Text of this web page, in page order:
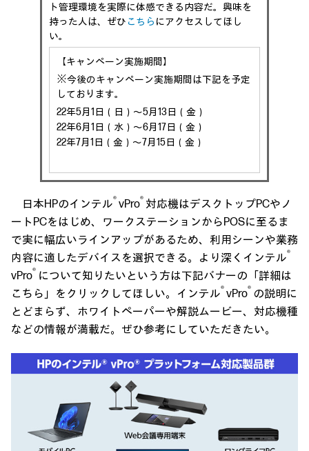
ト管理環境を実際に体感できる内容だ。興味を
持った人は、ぜひこちら にアクセスしてほし
い。
【キャンペーン実施期間】
※今後のキャンペーン実施期間は下記を予定
しております。
22年5月1日（日）～5月13日（金）
22年6月1日（水）～6月17日（金）
22年7月1日（金）～7月15日（金）
日本HPのインテル®vPro® 対応機はデスクトップPCやノ
ートPCをはじめ、ワークステーションからPOSに至るま
で実に幅広いラインアップがあるため、利用シーンや業務
内容に適したデバイスを選択できる。より深くインテル®
vPro® について知りたいという方は下記バナーの「詳細は
こちら」をクリックしてほしい。インテル®vPro® の説明に
とどまらず、ホワイトペーパーや解説ムービー、対応機種
などの情報が満載だ。ぜひ参考にしていただきたい。